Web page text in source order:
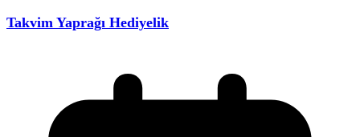
Takvim Yaprağı Hediyelik